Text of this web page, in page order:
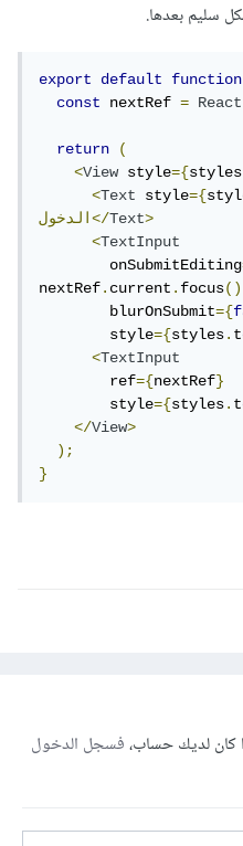
export default function
const
nextRef =
return
(
<View style={
<Text style={
الدخول</Text>
<TextInput
nextRef.current.focus()
        blurOnSubmit
={
        style
={styles.
<TextInput
        ref
={nextRef}
        style
={styles.
</View>
);
}
كان لديك حساب،فسجل الدخول